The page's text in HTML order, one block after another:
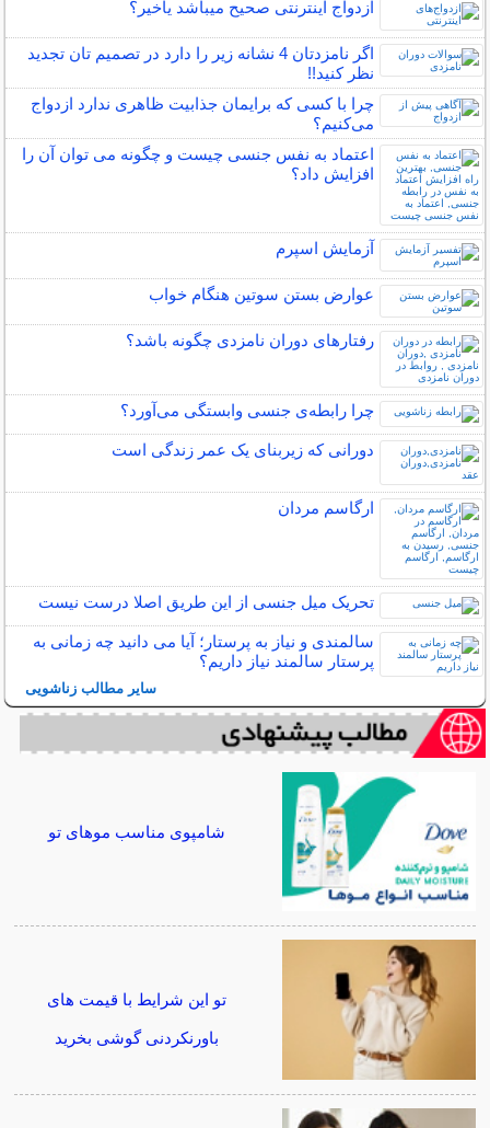
ازدواج اینترنتی صحیح میباشد یاخیر؟
اگر نامزدتان 4 نشانه زیر را دارد در تصمیم تان تجدید
نظر کنید!!
چرا با کسی که برایمان جذابیت ظاهری ندارد ازدواج
می‌کنیم؟
اعتماد به نفس جنسی چیست و چگونه می توان آن را
افزایش داد؟
آزمایش اسپرم
عوارض بستن سوتین هنگام خواب
رفتارهای دوران نامزدی چگونه باشد؟
چرا رابطه‌ی جنسی وابستگی می‌آورد؟
دورانی که زیربنای یک عمر زندگی‌ است
ارگاسم مردان
تحریک میل جنسی از این طریق اصلا درست نیست
سالمندی و نیاز به پرستار؛ آیا می دانید چه زمانی به
پرستار سالمند نیاز داریم؟
سایر مطالب زناشویی
شامپوی مناسب موهای تو
تو این شرایط با قیمت های
باورنکردنی گوشی بخرید